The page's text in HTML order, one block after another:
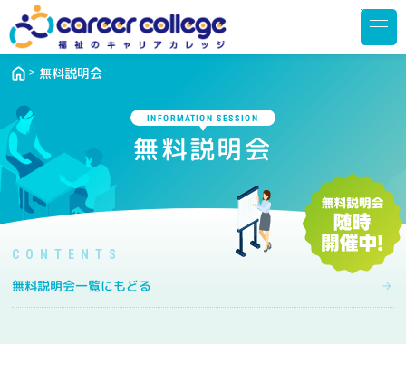
メ
ー
を
無料説明会
INFORMATION SESSION
無料説明会
無料説明会一覧にもどる